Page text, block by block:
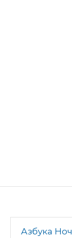
Азбука